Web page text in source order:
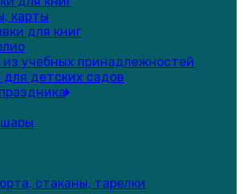
карты
для книг
из учебных принадлежностей
для детских садов
стаканы, тарелки